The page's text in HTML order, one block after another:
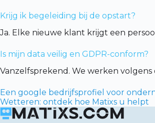
Krijg ik begeleiding bij de opstart?
Ja. Elke nieuwe klant krijgt een
Is mijn data veilig en GDPR-conform?
Vanzelfsprekend. We werken
Een google bedrijfsprofiel voor
Wetteren: ontdek hoe Matixs u helpt